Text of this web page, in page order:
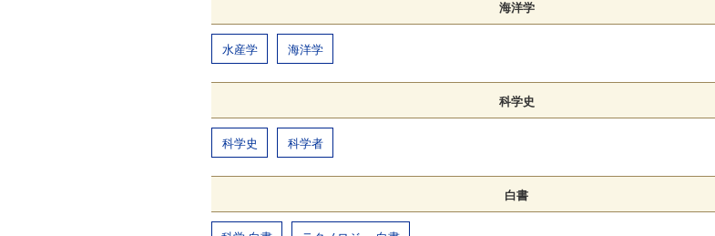
海洋学
水産学 海洋学
科学史
科学史 科学者
白書